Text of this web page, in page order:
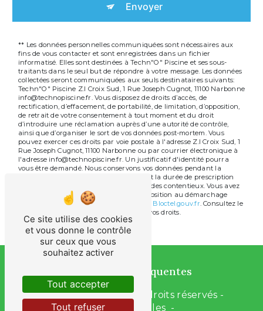
Envoyer
** Les données personnelles communiquées sont nécessaires aux
fins de vous contacter et sont enregistrées dans un fichier
informatisé. Elles sont destinées à Techn"O" Piscine et ses sous-
traitants dans le seul but de répondre à votre message. Les données
collectées seront communiquées aux seuls destinataires suivants:
Techn"O" Piscine Z.I Croix Sud, 1 Rue Joseph Cugnot, 11100 Narbonne
info@technopiscine.fr. Vous disposez de droits d’accès, de
rectification, d’effacement, de portabilité, de limitation, d’opposition,
de retrait de votre consentement à tout moment et du droit
d’introduire une réclamation auprès d’une autorité de contrôle,
ainsi que d’organiser le sort de vos données post-mortem. Vous
pouvez exercer ces droits par voie postale à l'adresse Z.I Croix Sud, 1
Rue Joseph Cugnot, 11100 Narbonne ou par courrier électronique à
l'adresse info@technopiscine.fr. Un justificatif d'identité pourra
vous être demandé. Nous conservons vos données pendant la
période de prise de contact puis pendant la durée de prescription
légale aux fins probatoires et de gestion des contentieux. Vous avez
le droit de vous inscrire sur la liste d'opposition au démarchage
téléphonique, disponible à cette adresse: Bloctel.gouv.fr. Consultez le
site cnil.fr pour plus d’informations sur vos droits.
Recherches fréquentes
©Vistalid- 2026 - Tous droits réservés -
Mentions légales -
Ce site utilise des cookies
et vous donne le contrôle
sur ceux que vous
souhaitez activer
Tout accepter
Tout refuser